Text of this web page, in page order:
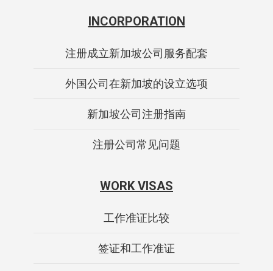
INCORPORATION
注册成立新加坡公司服务配套
外国公司在新加坡的设立选项
新加坡公司注册指南
注册公司常见问题
WORK VISAS
工作准证比较
签证和工作准证